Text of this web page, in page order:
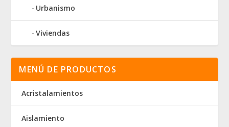
Urbanismo
Viviendas
MENÚ DE PRODUCTOS
Acristalamientos
Aislamiento